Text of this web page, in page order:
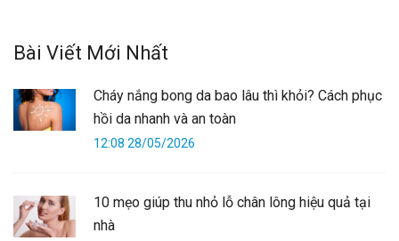
Bài Viết Mới Nhất
Cháy nắng bong da bao lâu thì khỏi? Cách phục
hồi da nhanh và an toàn
12:08 28/05/2026
10 mẹo giúp thu nhỏ lỗ chân lông hiệu quả tại
nhà